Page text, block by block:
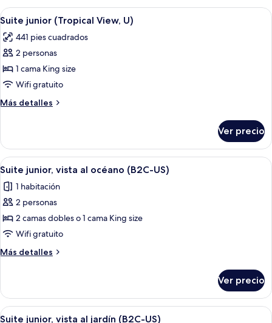
vista
al
(U)
Abrir
todas
las
fotos
de
Suite
junior
(Tropical
U)
Una habitación de hotel moderna
6
Suite junior (Tropical View, U)
441 pies cuadrados
2 personas
1 cama King size
Wifi gratuito
Más detalles
Más
junior
(Tropical
View,
Ver precio
Abrir
todas
las
fotos
de
Suite
junior,
vista
océano
(B2C-
US)
Habitación de hotel moderna con
6
Suite junior, vista al océano (B2C-US)
1 habitación
2 personas
2 camas dobles o 1 cama King size
Wifi gratuito
Más detalles
Más
junior,
vista
al
Ver precio
Abrir
Una habitación de hotel moderna
6
Suite junior, vista al jardín (B2C-US)